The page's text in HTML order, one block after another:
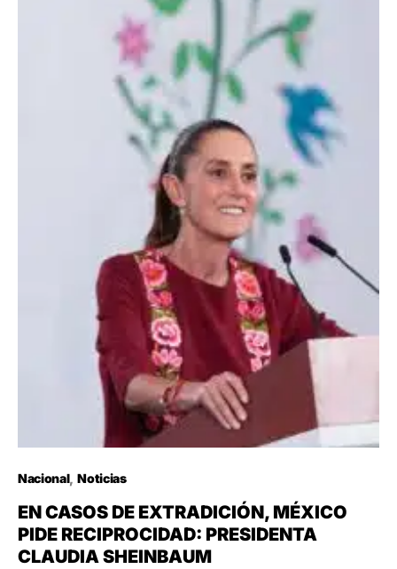
Nacional Noticias
EN CASOS DE EXTRADICIÓN, MÉXICO
PIDE RECIPROCIDAD: PRESIDENTA
CLAUDIA SHEINBAUM